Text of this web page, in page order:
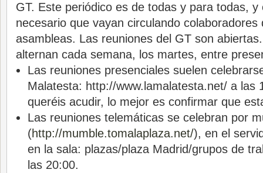
GT. Este periódico es de todas y para todas, y
necesario que vayan circulando colaboradores
asambleas. Las reuniones del GT son
alternan cada semana, los martes, entre
Las reuniones presenciales suelen
Malatesta: http://www. lamalatesta.net/ a las
queréis acudir, lo mejor es confirmar que
Las reuniones telemáticas se celebran por
(http://mumble.tomalaplaza.net/), en el
en la sala: plazas/plaza Madrid/grupos de
las 20:00.